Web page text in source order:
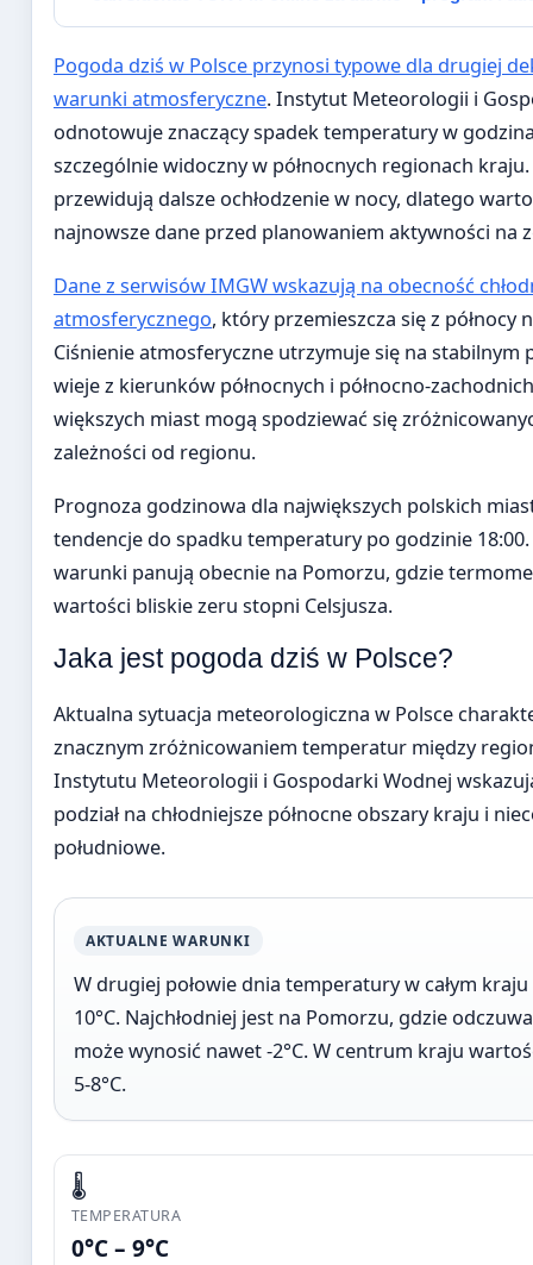
Pogoda dziś w Polsce przynosi typowe dla drugiej
warunki atmosferyczne. Instytut Meteorologii i
odnotowuje znaczący spadek temperatury w
szczególnie widoczny w północnych regionach
przewidują dalsze ochłodzenie w nocy, dlatego
najnowsze dane przed planowaniem aktywności na
Dane z serwisów IMGW wskazują na obecność
atmosferycznego, który przemieszcza się z północy
Ciśnienie atmosferyczne utrzymuje się na stabilnym
wieje z kierunków północnych i północno-
większych miast mogą spodziewać się
zależności od regionu.
Prognoza godzinowa dla największych polskich
tendencje do spadku temperatury po godzinie
warunki panują obecnie na Pomorzu, gdzie
wartości bliskie zeru stopni Celsjusza.
Jaka jest pogoda dziś w Polsce?
Aktualna sytuacja meteorologiczna w Polsce
znacznym zróżnicowaniem temperatur między
Instytutu Meteorologii i Gospodarki Wodnej
podział na chłodniejsze północne obszary kraju i
południowe.
AKTUALNE WARUNKI
W drugiej połowie dnia temperatury w całym
10°C. Najchłodniej jest na Pomorzu, gdzie
może wynosić nawet -2°C. W centrum kraju
5-8°C.
🌡️
TEMPERATURA
0°C – 9°C